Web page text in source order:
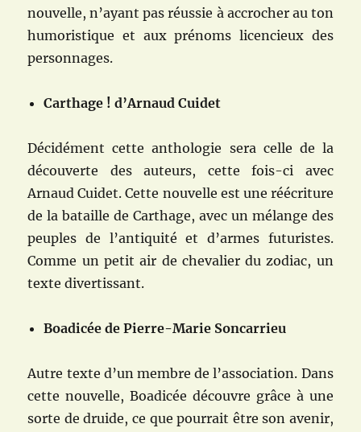
nouvelle, n’ayant pas réussie à accrocher au ton
humoristique et aux prénoms licencieux des
personnages.
Carthage ! d’Arnaud Cuidet
Décidément cette anthologie sera celle de la
découverte des auteurs, cette fois-ci avec
Arnaud Cuidet. Cette nouvelle est une réécriture
de la bataille de Carthage, avec un mélange des
peuples de l’antiquité et d’armes futuristes.
Comme un petit air de chevalier du zodiac, un
texte divertissant.
Boadicée de Pierre-Marie Soncarrieu
Autre texte d’un membre de l’association. Dans
cette nouvelle, Boadicée découvre grâce à une
sorte de druide, ce que pourrait être son avenir,